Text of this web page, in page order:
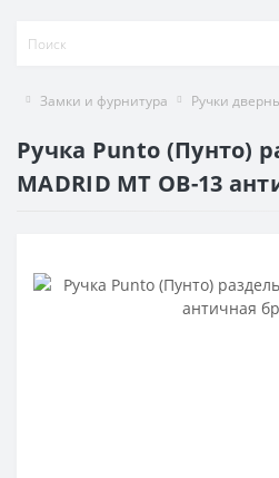
Замки и фурнитура Ручки
Ручка Punto (Пунто)
MADRID MT OB-13